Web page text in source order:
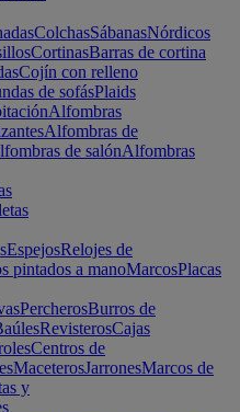
ColchasSábanasNórdicos
CortinasBarras de cortina
Cojín con relleno
de sofásPlaids
Alfombras
Alfombras de
de salónAlfombras
EspejosRelojes de
pintados a manoMarcosPlacas
PercherosBurros de
RevisterosCajas
Centros de
MaceterosJarronesMarcos de
y